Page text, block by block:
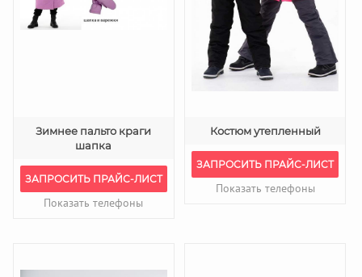
Зимнее пальто краги
шапка
ЗАПРОСИТЬ ПРАЙС-ЛИСТ
Показать телефоны
Костюм утепленный
ЗАПРОСИТЬ ПРАЙС-ЛИСТ
Показать телефоны